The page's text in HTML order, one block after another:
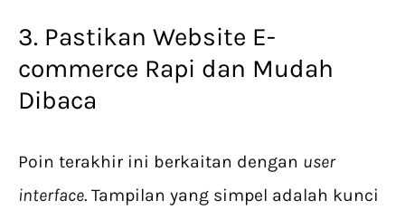
3. Pastikan Website E-
commerce Rapi dan Mudah
Dibaca
Poin terakhir ini berkaitan dengan user
interface. Tampilan yang simpel adalah kunci